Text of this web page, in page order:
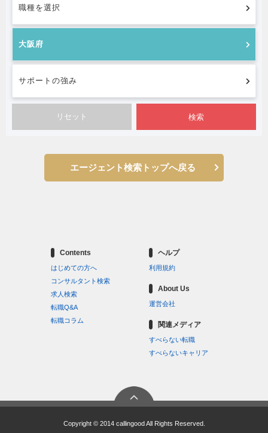
職種を選択
大阪府
サポートの強み
検索
エージェント検索トップへ戻る
Contents
はじめての方へ
コンサルタント検索
求人検索
転職Q&A
転職コラム
ヘルプ
利用規約
About Us
運営会社
関連メディア
すべらない転職
すべらないキャリア
Copyright © 2014 callingood All Rights Reserved.